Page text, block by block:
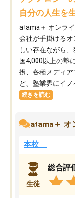
自分の人生を
atama＋ オンラ
会社が手掛ける
しい存在ながら
国4,000以上の塾
携、各種メディ
ど、塾業界にイノ
続きを読む
atama＋ オ
本校
生徒
総合評